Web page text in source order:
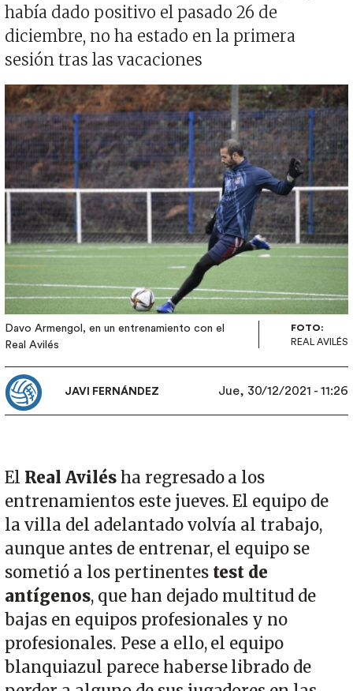
había dado positivo el pasado 26 de
diciembre, no ha estado en la primera
sesión tras las vacaciones
Imagen
Davo Armengol, en un entrenamiento con el
Real Avilés
FOTO:
REAL AVILÉS
JAVI FERNÁNDEZ Jue, 30/12/2021 - 11:26
El Real Avilésha regresado a los
entrenamientos este jueves. El equipo de
la villa del adelantado volvía al trabajo,
aunque antes de entrenar, el equipo se
sometió a los pertinentes test de
antígenos, que han dejado multitud de
bajas en equipos profesionales y no
profesionales. Pese a ello, el equipo
blanquiazul parece haberse librado de